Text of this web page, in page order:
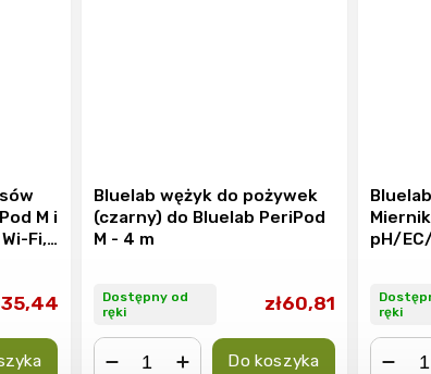
M i
Fi,
Bluelab wężyk do pożywek
(czarny) do Bluelab PeriPod
M - 4 m
Dostępny od
ręki
zł60,81
Do koszyka
pH/
ręki